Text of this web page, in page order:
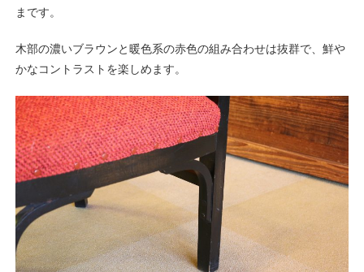
まです。
木部の濃いブラウンと暖色系の赤色の組み合わせは抜群で、鮮や
かなコントラストを楽しめます。